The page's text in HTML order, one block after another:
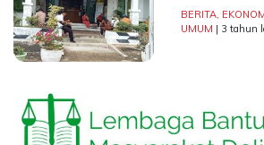
BERITA,
UMUM | 3 tahun